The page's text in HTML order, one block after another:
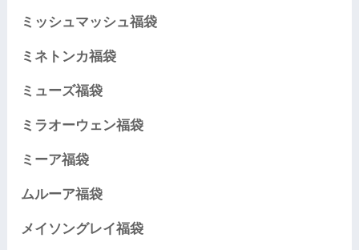
ミッシュマッシュ福袋
ミネトンカ福袋
ミューズ福袋
ミラオーウェン福袋
ミーア福袋
ムルーア福袋
メイソングレイ福袋